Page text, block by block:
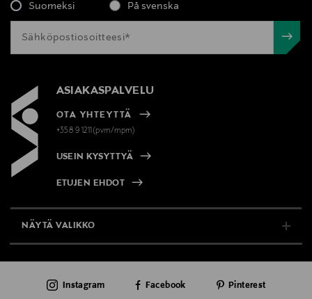
Suomeksi På svenska
ASIAKASPALVELU
OTA YHTEYTTÄ
+358 9 1211(pvm/mpm)
USEIN KYSYTTYÄ
ETUJEN EHDOT
NÄYTÄ VALIKKO
AJANKOHTAISTA
Instagram Facebook Pinterest